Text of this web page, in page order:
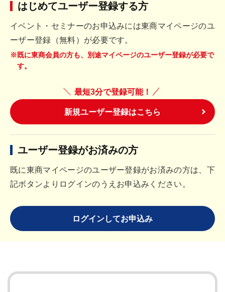
はじめてユーザー登録する方
イベント・セミナーのお申込みには東商マイページのユ
ーザー登録（無料）が必要です。
※既に東商会員の方も、別途マイページのユーザー登録が必要で
す。
最短3分で登録可能！
新規ユーザー登録はこちら
ユーザー登録がお済みの方
既に東商マイページのユーザー登録がお済みの方は、下
記ボタンよりログインのうえお申込みください。
ログインしてお申込み